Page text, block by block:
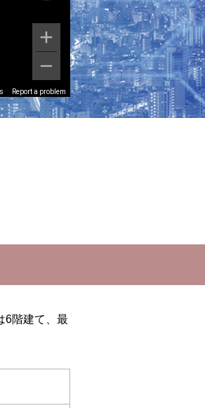
Report a problem
6階建て、最